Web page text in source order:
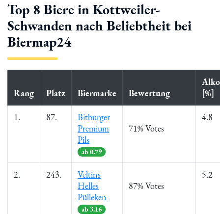
Top 8 Biere in Kottweiler-
Schwanden nach Beliebtheit bei
Biermap24
Rang Platz Biermarke Bewertung
[%]
1. 87.
Bitburger
Premium
Pils
ab 0.79
71% Votes
4.8
2. 243.
Veltins
Helles
Pülleken
ab 3.16
87% Votes
5.2